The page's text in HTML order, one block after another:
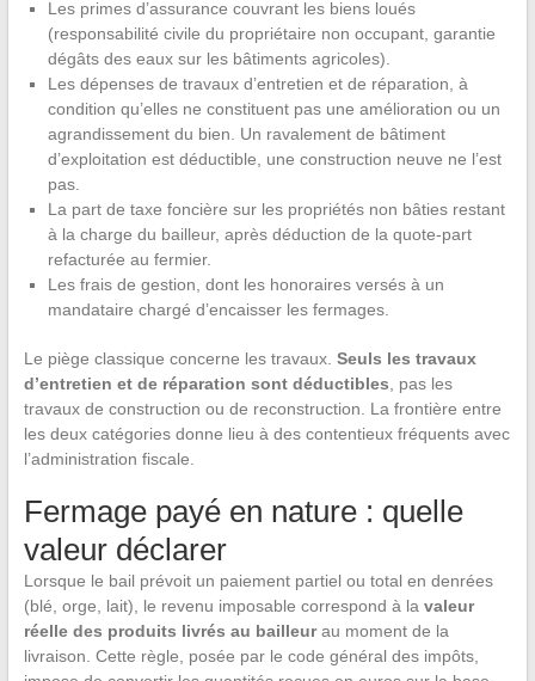
Les primes d’assurance couvrant les biens loués
(responsabilité civile du propriétaire non occupant, garantie
dégâts des eaux sur les bâtiments agricoles).
Les dépenses de travaux d’entretien et de réparation, à
condition qu’elles ne constituent pas une amélioration ou un
agrandissement du bien. Un ravalement de bâtiment
d’exploitation est déductible, une construction neuve ne l’est
pas.
La part de taxe foncière sur les propriétés non bâties restant
à la charge du bailleur, après déduction de la quote-part
refacturée au fermier.
Les frais de gestion, dont les honoraires versés à un
mandataire chargé d’encaisser les fermages.
Le piège classique concerne les travaux. Seuls les travaux
d’entretien et de réparation sont déductibles , pas les
travaux de construction ou de reconstruction. La frontière entre
les deux catégories donne lieu à des contentieux fréquents avec
l’administration fiscale.
Fermage payé en nature : quelle
valeur déclarer
Lorsque le bail prévoit un paiement partiel ou total en denrées
(blé, orge, lait), le revenu imposable correspond à la valeur
réelle des produits livrés au bailleurau moment de la
livraison. Cette règle, posée par le code général des impôts,